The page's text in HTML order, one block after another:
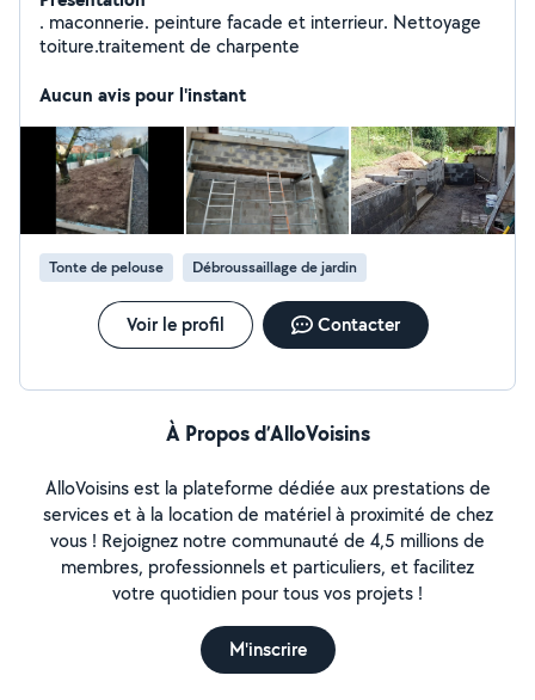
. maconnerie. peinture facade et interrieur. Nettoyage
toiture.traitement de charpente
Aucun avis pour l'instant
Tonte de pelouse Débroussaillage de jardin
Voir le profil Contacter
À Propos d’AlloVoisins
AlloVoisins est la plateforme dédiée aux prestations de
services et à la location de matériel à proximité de chez
vous ! Rejoignez notre communauté de 4,5 millions de
membres, professionnels et particuliers, et facilitez
votre quotidien pour tous vos projets !
M'inscrire